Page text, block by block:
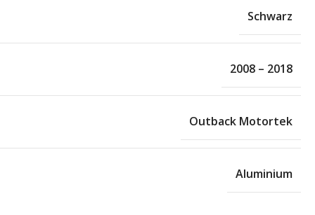
Schwarz
2008 – 2018
Outback Motortek
Aluminium